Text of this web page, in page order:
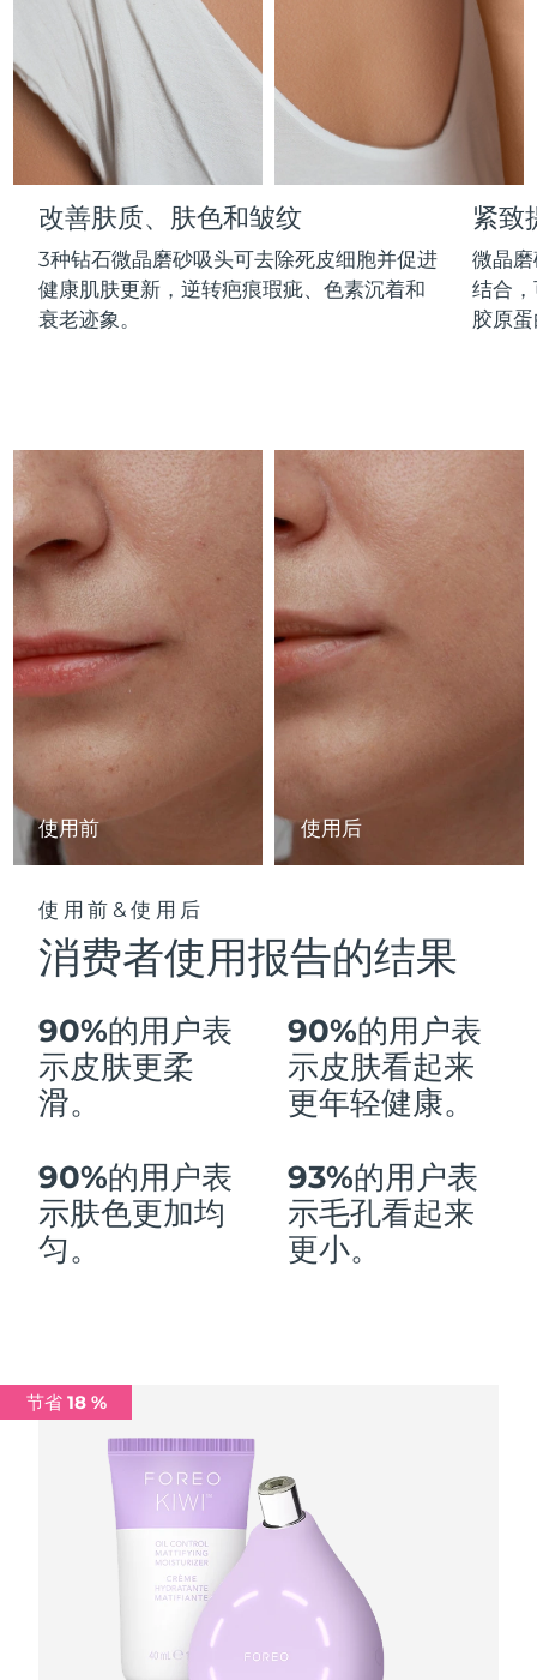
改善肤质、肤色和皱纹
3种钻石微晶磨砂吸头可去除死皮细胞并促进
健康肌肤更新，逆转疤痕瑕疵、色素沉着和
衰老迹象。
紧致
微晶
结合
胶原
使用前 使用后
使用前&使用后
消费者使用报告的结果
90%的用户表
示皮肤更柔
滑。
90%的用户表
示皮肤看起来
更年轻健康。
90%的用户表
示肤色更加均
匀。
93%的用户表
示毛孔看起来
更小。
节省 18 %
FAQ™护肤品
All FAQ™ skincare
FAQ™产品
All anti-aging treatments
FAQ™护肤品
All FAQ™ skincare
FAQ™产品
All LED treatments
FAQ™产品
All hair treatments
FAQ™ skincare
All FAQ™ skincare
FAQ™ products
PEACH™ 2 Pro Max
Professional IPL hair removal device
PEACH™ 2
IPL hair removal
PEACH™ 2 go
BEAR™ 2 body
Microcurrent body toning
LUNA™ 4 body
Massaging body brush
SUPERCHARGED™ serum
痘肌护理
ESPADA™ 2 plus
Recurring acne LED therapy
ESPADA™ 2
Concentrated acne gel
ESPADA™ 设备
All acne treatment devices
眼部护理
BEAR™ 2 eyes & lips
Microcurrent line smoothing device
IRIS™ 2
Advanced eye care treatment
眼部护理设备
All revitalizing eye massagers
毛孔护理
KIWI™
Blackhead remover
KIWI™ 皮肤护理
Advanced pore care essentials
护发
FLIP™ play advanced
LED light hairbrush
LUNA™ Dual-Peptide Scalp
Serum
For healthy hair
issa™ Teeth Whitening Set
Dual LED + sonic device & 18% PAP gel
issa™ Teeth Whitening Gel
18% PAP
更多的
护肤品 男士
全部购买
关于我们
法属波利尼西亚 8/15/26
德国 8/11/26
直布罗陀
希腊 8/11/26
中国香港特别行政区 预计送达日期 8/12/26
匈牙利 8/11/26
预计送达日期
马恩岛 预计送达日期 8/13/26
以色列 预计送达日期
意大利
日本 预计送达日期
泽西岛
哈萨克斯坦 预计送达日期
拉脱维亚 预计送达日期8/11/26
立陶宛 预计送达日期 8/11/26
卢森堡 预计送达日期8/11/26
中国澳门特别行政区 预计送达日期8/13/26
马来西亚 预计送达日期8/14/26
摩纳哥
预计送达日期
预计送达日期